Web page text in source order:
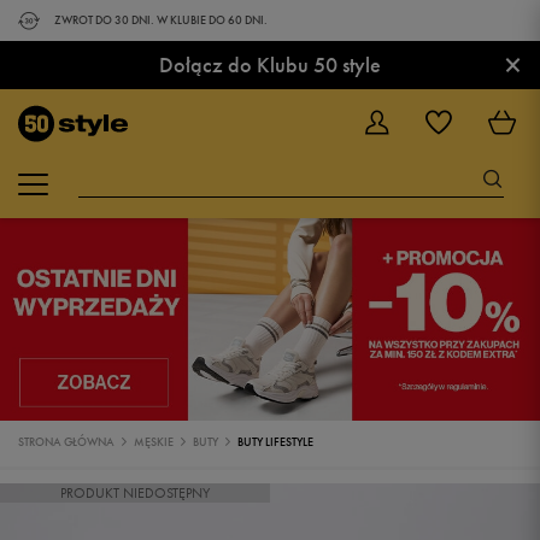
ZWROT DO 30 DNI. W KLUBIE DO 60 DNI.
Dołącz do Klubu 50 style ×
STRONA GŁÓWNA MĘSKIE BUTY BUTY LIFESTYLE
PRODUKT NIEDOSTĘPNY